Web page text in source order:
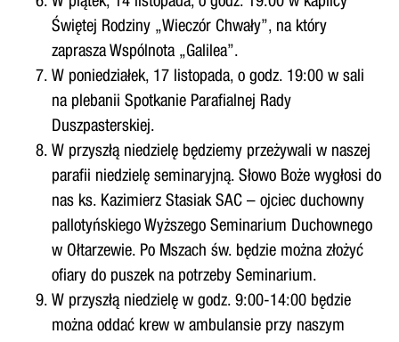
Świętej Rodziny „Wieczór Chwały”, na który
zaprasza Wspólnota „Galilea”.
W poniedziałek, 17 listopada, o godz. 19:00 w sali
na plebanii Spotkanie Parafialnej Rady
Duszpasterskiej.
W przyszłą niedzielę będziemy przeżywali w naszej
parafii niedzielę seminaryjną. Słowo Boże wygłosi do
nas ks. Kazimierz Stasiak SAC – ojciec duchowny
pallotyńskiego Wyższego Seminarium Duchownego
w Ołtarzewie. Po Mszach św. będzie można złożyć
ofiary do puszek na potrzeby Seminarium.
W przyszłą niedzielę w godz. 9:00-14:00 będzie
można oddać krew w ambulansie przy naszym